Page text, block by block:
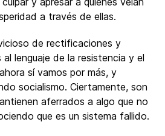
a través de ellas.
de rectificaciones y
lenguaje de la resistencia y el
sí vamos por más, y
socialismo. Ciertamente, son
aferrados a algo que no
que es un sistema fallido.